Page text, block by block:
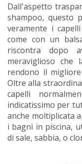
Dall'aspetto
shampoo, questo
veramente i
come con un
riscontra dopo
meraviglioso che
rendono il
Oltre alla
capelli
indicatissimo per
anche moltiplicata
i bagni in piscina,
di sale, sabbia, o